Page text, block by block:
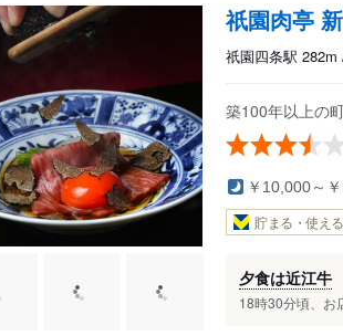
祇園肉亭 新
祇園四条駅
築100年以上の
￥10,000～
貯まる・使える
夕食は近江牛
18時30分頃、お